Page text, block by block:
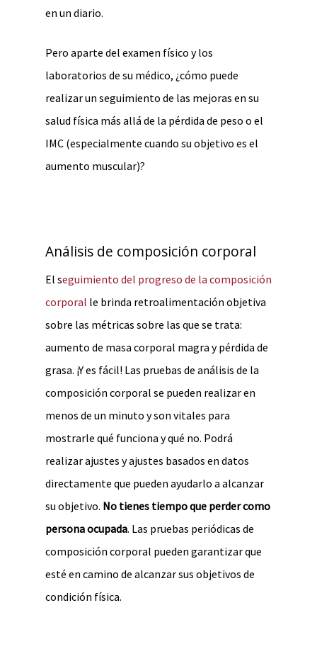
en un diario.
Pero aparte del examen físico y los
laboratorios de su médico, ¿cómo puede
realizar un seguimiento de las mejoras en su
salud física más allá de la pérdida de peso o el
IMC (especialmente cuando su objetivo es el
aumento muscular)?
Análisis de composición corporal
El seguimiento del progreso de la composición
corporal le brinda retroalimentación objetiva
sobre las métricas sobre las que se trata:
aumento de masa corporal magra y pérdida de
grasa. ¡Y es fácil! Las pruebas de análisis de la
composición corporal se pueden realizar en
menos de un minuto y son vitales para
mostrarle qué funciona y qué no. Podrá
realizar ajustes y ajustes basados en datos
directamente que pueden ayudarlo a alcanzar
su objetivo. No tienes tiempo que perder como
persona ocupada. Las pruebas periódicas de
composición corporal pueden garantizar que
esté en camino de alcanzar sus objetivos de
condición física.